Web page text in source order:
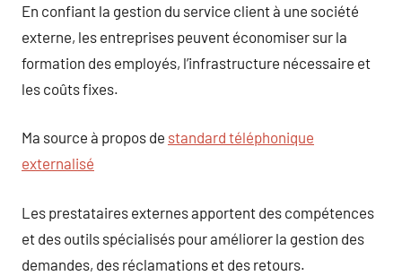
En confiant la gestion du service client à une société
externe, les entreprises peuvent économiser sur la
formation des employés, l’infrastructure nécessaire et
les coûts fixes.
Ma source à propos de standard téléphonique
externalisé
Les prestataires externes apportent des compétences
et des outils spécialisés pour améliorer la gestion des
demandes, des réclamations et des retours.